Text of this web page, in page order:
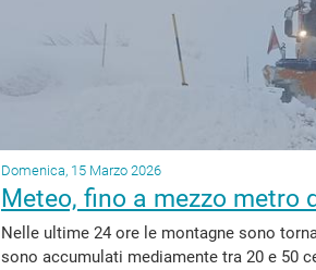
Domenica, 15 Marzo 2026
Meteo, fino a mezzo
Nelle ultime 24 ore le montagne sono
sono accumulati mediamente tra 20 e 50